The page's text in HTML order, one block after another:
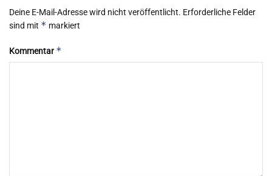
Deine E-Mail-Adresse wird nicht veröffentlicht. Erforderliche Felder
sind mit * markiert
Kommentar *